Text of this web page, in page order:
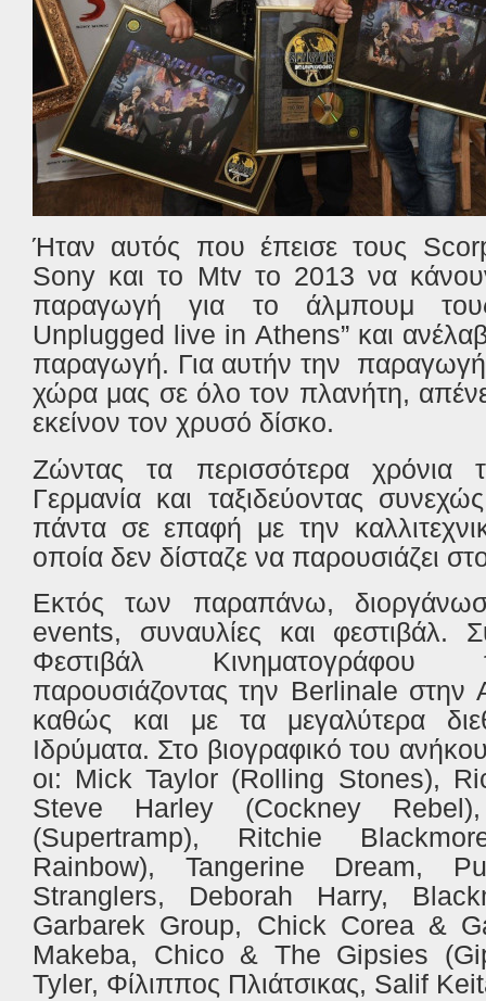
Ήταν αυτός που έπεισε τους
Sony και το Mtv το 2013 να
παραγωγή για το άλμπουμ
Unplugged live in Athens” και
παραγωγή. Για αυτήν την
χώρα μας σε όλο τον πλανήτη,
εκείνον τον χρυσό δίσκο.
Ζώντας τα περισσότερα
Γερμανία και ταξιδεύοντας
πάντα σε επαφή με την
οποία δεν δίσταζε να παρουσιάζει
Εκτός των παραπάνω,
events, συναυλίες και φεστιβάλ.
Φεστιβάλ Κινηματογράφου
παρουσιάζοντας την Berlinale στην
καθώς και με τα μεγαλύτερα
Ιδρύματα. Στο βιογραφικό του
οι: Mick Taylor (Rolling Stones),
Steve Harley (Cockney
(Supertramp), Ritchie
Rainbow), Tangerine Dream,
Stranglers, Deborah Harry,
Garbarek Group, Chick Corea &
Makeba, Chico & The Gipsies
Tyler, Φίλιππος Πλιάτσικας, Salif